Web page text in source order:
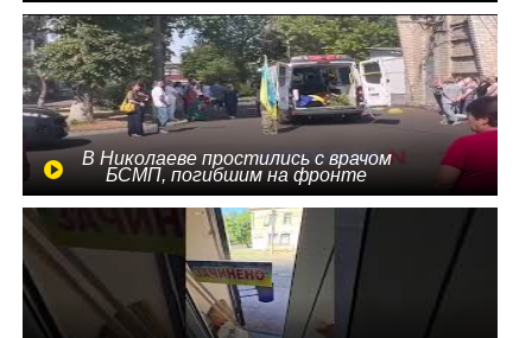
В Николаеве простились с врачом
БСМП, погибшим на фронте